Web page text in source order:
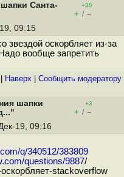
Санта-
+39
+ / –
09:15
звездой оскорбляет из-за
вообще запретить
Наверх Cообщить модератору
шапки
+3
+ / –
19, 09:16
q/340512/383809
questions/9887/
stackoverflow